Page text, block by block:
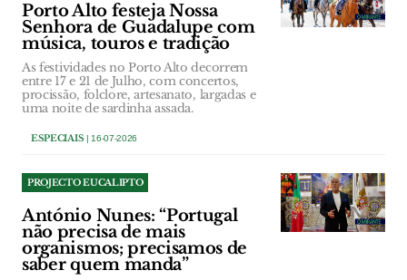
Porto Alto festeja Nossa
Senhora de Guadalupe com
música, touros e tradição
As festividades no Porto Alto decorrem
entre 17 e 21 de Julho, com concertos,
procissão, folclore, artesanato, largadas e
uma noite de sardinha assada.
ESPECIAIS| 16-07-2026
PROJECTO EUCALIPTO
António Nunes: “Portugal
não precisa de mais
organismos; precisamos de
saber quem manda”